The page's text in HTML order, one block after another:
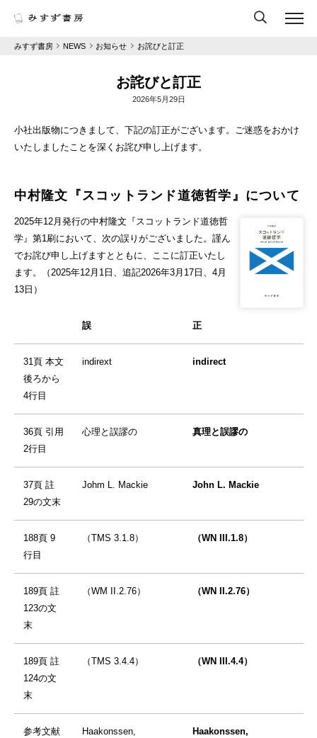
みすず書房 NEWS お知らせ お詫びと訂正
お詫びと訂正
2026年5月29日
小社出版物につきまして、下記の訂正がございます。ご迷惑をおかけ
いたしましたことを深くお詫び申し上げます。
中村隆文『スコットランド道徳哲学』について
2025年12月発行の中村隆文『スコットランド道徳哲
学』第1刷において、次の誤りがございました。謹ん
でお詫び申し上げますとともに、ここに訂正いたし
ます。（2025年12月1日、追記2026年3月17日、4月
13日）
誤 正
31頁 本文
後ろから
4行目
indirext indirect
36頁 引用
2行目
心理と誤謬の 真理と誤謬の
37頁 註
29の文末
Johm L. Mackie John L. Mackie
188頁 9
行目
（TMS 3.1.8） （WN III.1.8）
189頁 註
123の文
末
（WM II.2.76） （WN II.2.76）
189頁 註
124の文
末
（TMS 3.4.4） （WN III.4.4）
参考文献
Haakonssen,
Haakonssen,